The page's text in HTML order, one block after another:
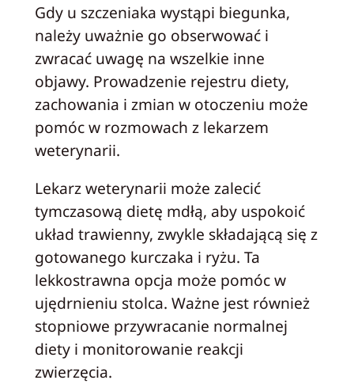
Gdy u szczeniaka wystąpi biegunka,
należy uważnie go obserwować i
zwracać uwagę na wszelkie inne
objawy. Prowadzenie rejestru diety,
zachowania i zmian w otoczeniu może
pomóc w rozmowach z lekarzem
weterynarii.
Lekarz weterynarii może zalecić
tymczasową dietę mdłą, aby uspokoić
układ trawienny, zwykle składającą się z
gotowanego kurczaka i ryżu. Ta
lekkostrawna opcja może pomóc w
ujędrnieniu stolca. Ważne jest również
stopniowe przywracanie normalnej
diety i monitorowanie reakcji
zwierzęcia.